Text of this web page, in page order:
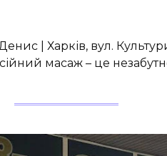
| Харків, вул.
масаж – це